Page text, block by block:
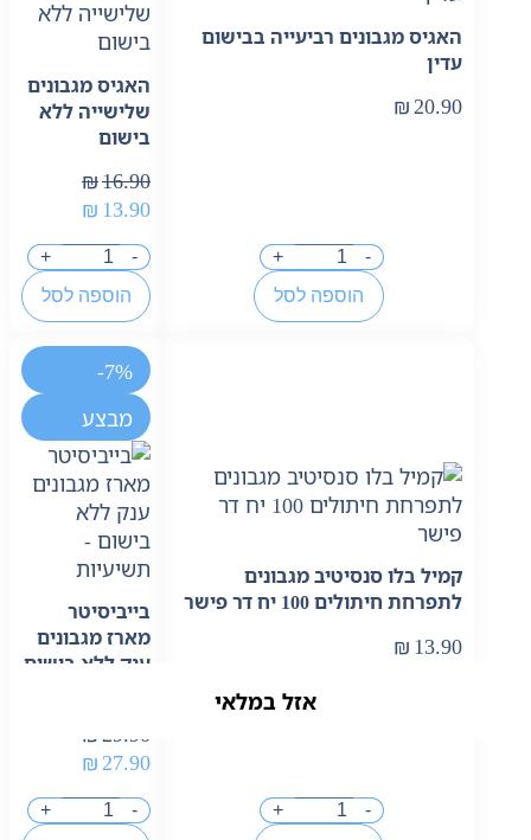
האגיס מגבונים רביעייה בבישום
עדין
₪20.90
-
+
הוספה לסל
האגיס מגבונים
שלישייה ללא
בישום
₪16.90
₪ 13.90
-
+
הוספה לסל
קמיל בלו סנסיטיב מגבונים
לתפרחת חיתולים 100 יח דר פישר
₪ 13.90
-
+
-7%
מבצע
בייביסיטר
מארז מגבונים
ענק ללא בישום
₪ 29.90
₪ 27.90
-
+
אזל במלאי
אזל במלאי
אזל במלאי
אזל במלאי